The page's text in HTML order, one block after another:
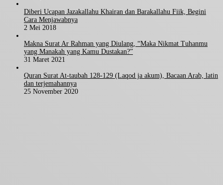
Diberi Ucapan Jazakallahu Khairan dan Barakallahu Fiik, Begini
Cara Menjawabnya
2 Mei 2018
Makna Surat Ar Rahman yang Diulang, “Maka Nikmat Tuhanmu
yang Manakah yang Kamu Dustakan?”
31 Maret 2021
Quran Surat At-taubah 128-129 (Laqod ja akum), Bacaan Arab, latin
dan terjemahannya
25 November 2020